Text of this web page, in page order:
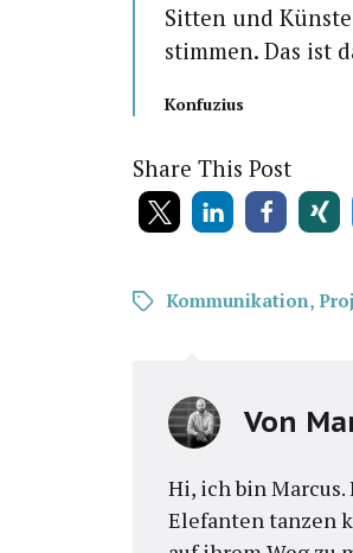
Sit­ten und
stim­men. Das ist
Kon­fu­zi­us
Share This Post
Kommunikation,
Von
Hi, ich bin Marcus.
Elefanten tanzen